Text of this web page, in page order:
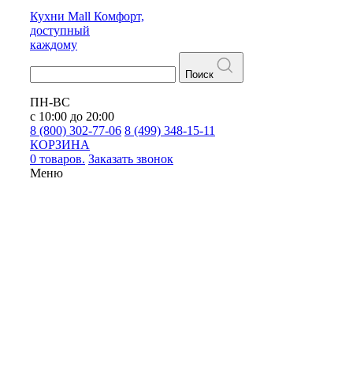
Кухни Mall Комфорт,
доступный
каждому
Поиск
ПН-ВС
с 10:00 до 20:00
8 (800) 302-77-06 8 (499) 348-15-11
КОРЗИНА
0 товаров. Заказать звонок
Меню